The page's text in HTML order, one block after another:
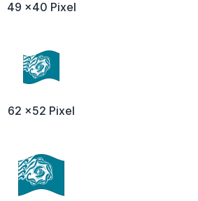
49 x40 Pixel
62 x52 Pixel